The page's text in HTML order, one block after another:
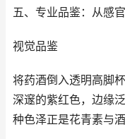
五、专业品鉴：从感
视觉品鉴
将药酒倒入透明高脚
深邃的紫红色，边缘
种色泽正是花青素与